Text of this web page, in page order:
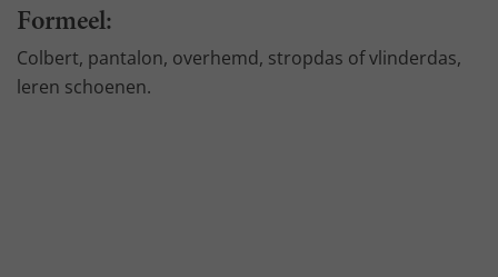
Formeel:
Colbert, pantalon, overhemd, stropdas of vlinderdas,
leren schoenen.